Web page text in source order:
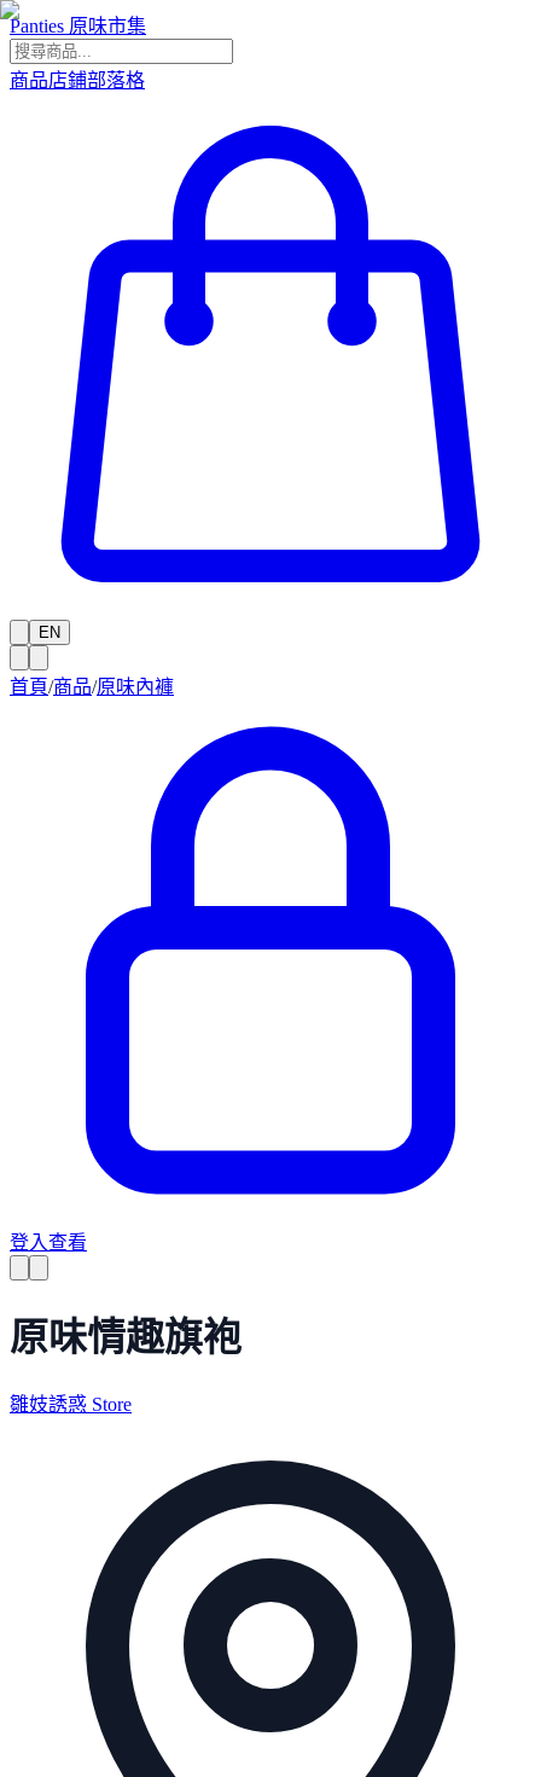
Panties 原味市集
商品店鋪部落格
EN
首頁/商品/原味內褲
登入查看
原味情趣旗袍
雛妓誘惑 Store